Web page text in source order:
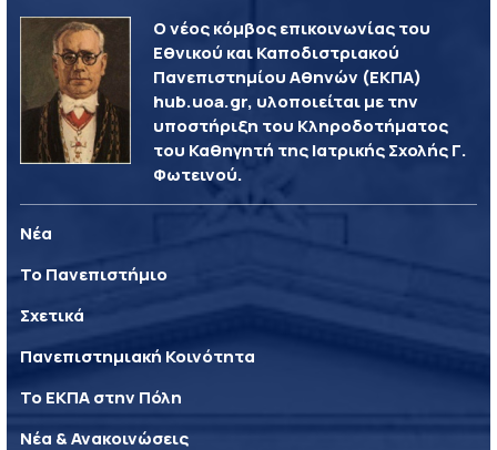
Ο νέος κόμβος επικοινωνίας του
Εθνικού και Καποδιστριακού
Πανεπιστημίου Αθηνών (ΕΚΠΑ)
hub.uoa.gr, υλοποιείται με την
υποστήριξη του Κληροδοτήματος
του Καθηγητή της Ιατρικής Σχολής Γ.
Φωτεινού.
Νέα
Το Πανεπιστήμιο
Σχετικά
Πανεπιστημιακή Κοινότητα
Το ΕΚΠΑ στην Πόλη
Νέα & Ανακοινώσεις